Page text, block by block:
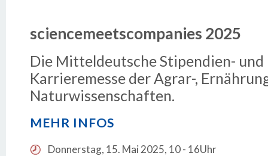
sciencemeetscompanies 2025
Die Mitteldeutsche Stipendien- und
Karrieremesse der Agrar-,
Naturwissenschaften.
MEHR INFOS
Donnerstag, 15. Mai 2025, 10 - 16Uhr